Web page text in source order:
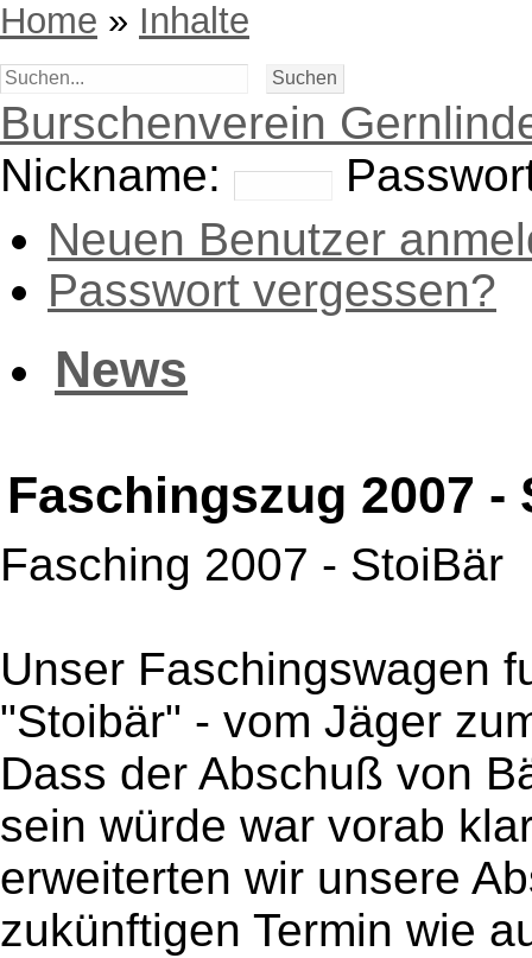
Home » Inhalte
Burschenverein
Nickname:
Neuen Benutzer
Passwort vergessen?
News
Faschingszug 2007 -
Fasching 2007 - StoiBär
Unser Faschingswagen
"Stoibär" - vom Jäger
Dass der Abschuß von
sein würde war vorab
erweiterten wir unsere
zukünftigen Termin wie